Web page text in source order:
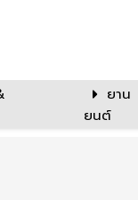
ยาน
ยนต์